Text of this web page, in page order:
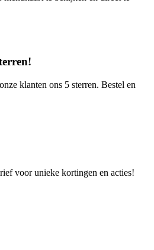
klanten ons 5 sterren. Bestel en
voor unieke kortingen en acties!